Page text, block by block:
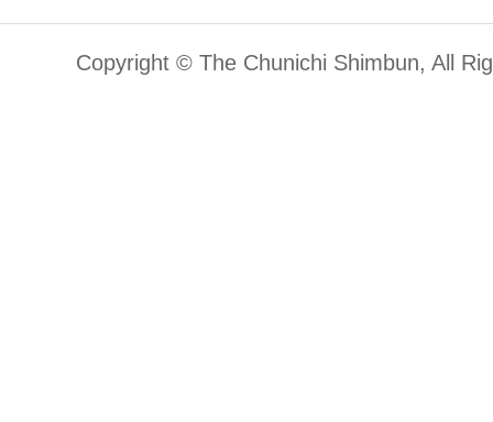
Copyright © The Chunichi Shimbun, All